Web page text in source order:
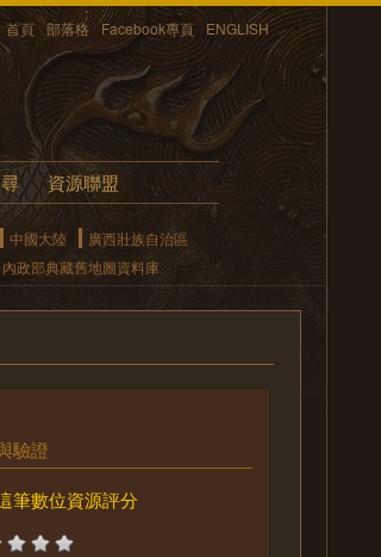
首頁 部落格 Facebook專頁 ENGLISH
資源聯盟
中國大陸
廣西壯族自治區
內政部典藏舊地圖資料庫
驗證
筆數位資源評分